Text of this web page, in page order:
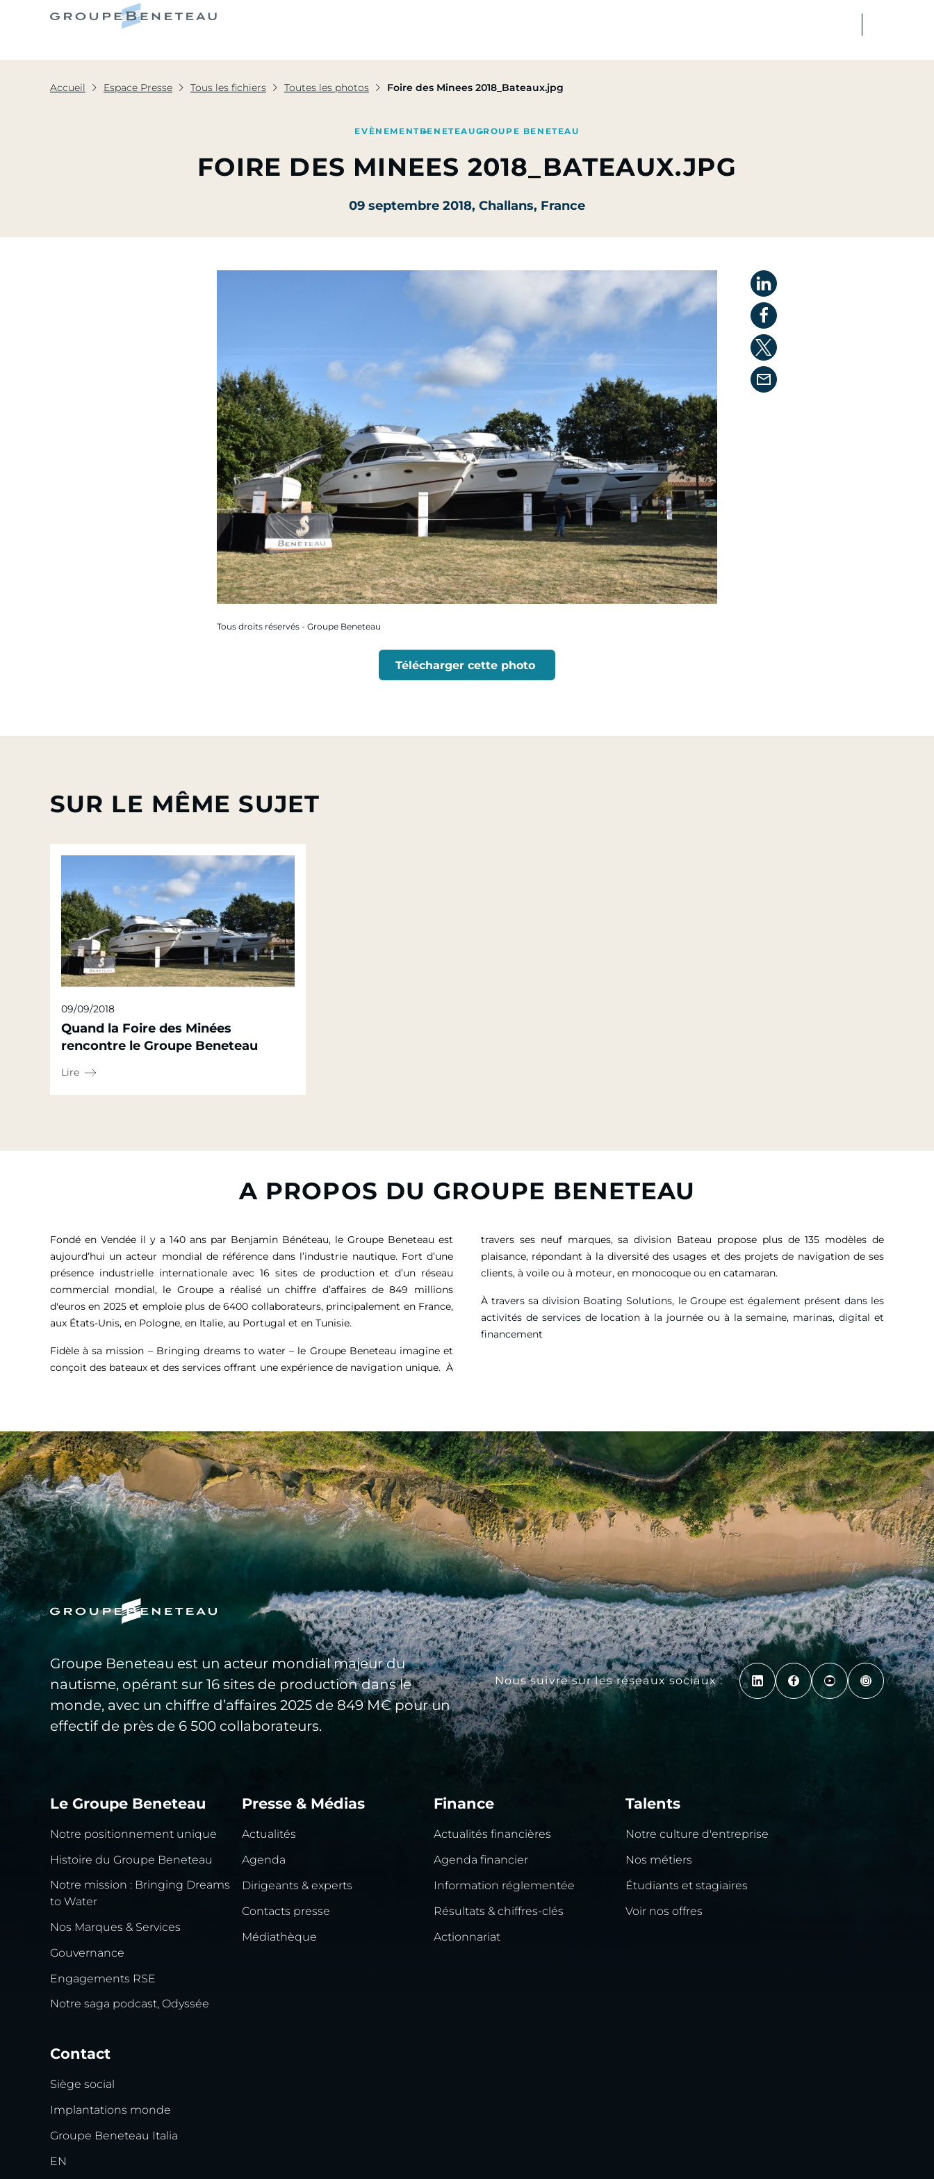
Accueil Espace Presse Tous les fichiers Toutes les photos Foire des Minees 2018_Bateaux.jpg
EVÈNEMENTBENETEAUGROUPE BENETEAU
FOIRE DES MINEES 2018_BATEAUX.JPG
09 septembre 2018, Challans, France
Tous droits réservés - Groupe Beneteau
Télécharger cette photo
SUR LE MÊME SUJET
09/09/2018
Quand la Foire des Minées
rencontre le Groupe Beneteau
Lire
A PROPOS DU GROUPE BENETEAU
Fondé en Vendée il y a 140 ans par Benjamin Bénéteau, le Groupe Beneteau est
aujourd’hui un acteur mondial de référence dans l’industrie nautique. Fort d’une
présence industrielle internationale avec 16 sites de production et d’un réseau
commercial mondial, le Groupe a réalisé un chiffre d’affaires de 849 millions
d'euros en 2025 et emploie plus de 6400 collaborateurs, principalement en France,
aux États-Unis, en Pologne, en Italie, au Portugal et en Tunisie.
Fidèle à sa mission – Bringing dreams to water – le Groupe Beneteau imagine et
conçoit des bateaux et des services offrant une expérience de navigation unique. À
travers ses neuf marques, sa division Bateau propose plus de 135 modèles de
plaisance, répondant à la diversité des usages et des projets de navigation de ses
clients, à voile ou à moteur, en monocoque ou en catamaran.
À travers sa division Boating Solutions, le Groupe est également présent dans les
activités de services de location à la journée ou à la semaine, marinas, digital et
financement
Groupe Beneteau est un acteur mondial majeur du
nautisme, opérant sur 16 sites de production dans le
monde, avec un chiffre d’affaires 2025 de 849 M€ pour un
effectif de près de 6 500 collaborateurs.
Nous suivre sur les réseaux sociaux :
Le Groupe Beneteau
Notre positionnement unique
Histoire du Groupe Beneteau
Notre mission : Bringing Dreams
to Water
Nos Marques & Services
Gouvernance
Engagements RSE
Notre saga podcast, Odyssée
Presse & Médias
Actualités
Agenda
Dirigeants & experts
Contacts presse
Médiathèque
Finance
Actualités financières
Agenda financier
Information réglementée
Résultats & chiffres-clés
Actionnariat
Talents
Notre culture d'entreprise
Nos métiers
Étudiants et stagiaires
Voir nos offres
Contact
Siège social
Implantations monde
Groupe Beneteau Italia
EN